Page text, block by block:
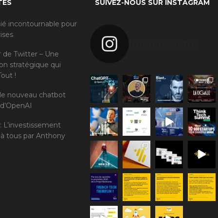
incontournable pour
de Twitter – Une
stratégique qui
!
nouveau chatbot
L’investissement
tous par Anthony
SUIVEZ-NOUS SUR INSTAGRAM